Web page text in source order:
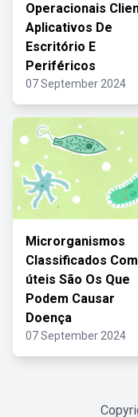
Operacionais
Aplicativos De
Escritório E
Periféricos
07 September 2024
Microrganismos
Classificados
úteis São Os Que
Podem Causar
Doença
07 September 2024